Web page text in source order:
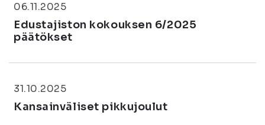
06.11.2025
Edustajiston kokouksen 6/2025
päätökset
31.10.2025
Kansainväliset pikkujoulut